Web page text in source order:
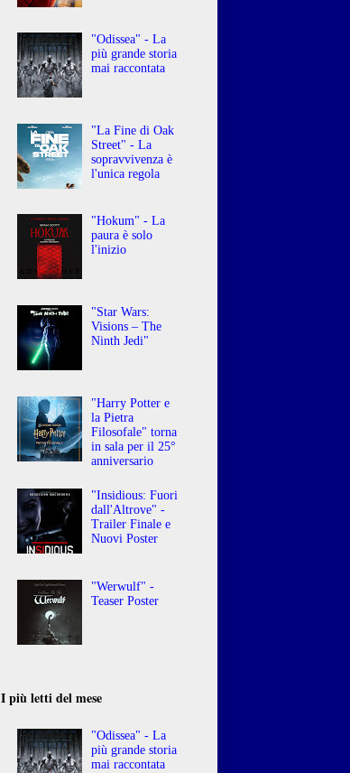
"Odissea" - La
più grande storia
mai raccontata
"La Fine di Oak
Street" - La
sopravvivenza è
l'unica regola
"Hokum" - La
paura è solo
l'inizio
"Star Wars:
Visions – The
Ninth Jedi"
"Harry Potter e
la Pietra
Filosofale" torna
in sala per il 25°
anniversario
"Insidious: Fuori
dall'Altrove" -
Trailer Finale e
Nuovi Poster
"Werwulf" -
Teaser Poster
I più letti del mese
"Odissea" - La
più grande storia
mai raccontata